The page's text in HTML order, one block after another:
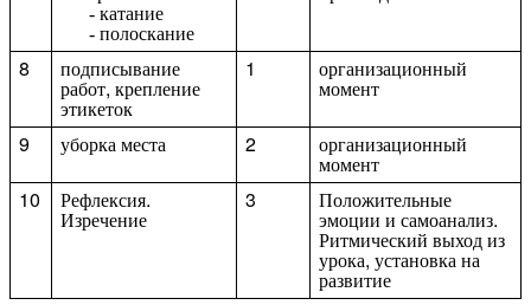
катание
полоскание
8 подписывание
работ, крепление
этикеток
1 организационный
момент
9 уборка места 2 организационный
момент
10
Рефлексия.
Изречение
3 Положительные
эмоции и самоанализ.
Ритмический выход из
урока, установка на
развитие